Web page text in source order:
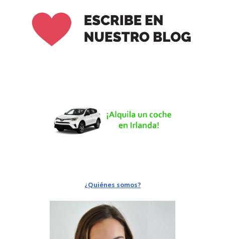
¿Quiénes somos?